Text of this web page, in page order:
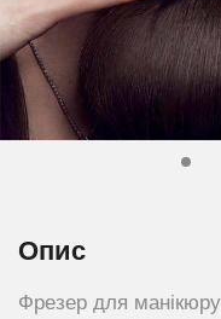
Опис
Фрезер для